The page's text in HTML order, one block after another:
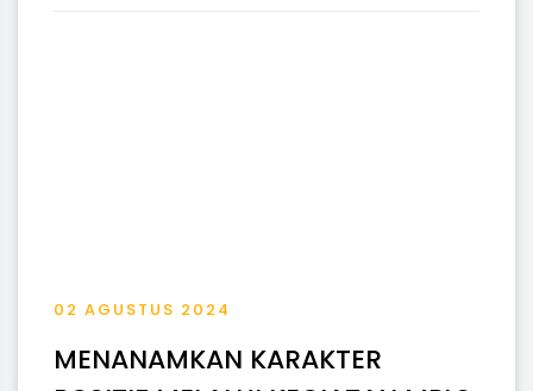
02 AGUSTUS 2024
MENANAMKAN KARAKTER